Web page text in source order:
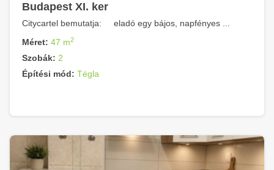
Budapest XI. ker
Citycartel bemutatja: eladó egy bájos, napfényes ...
Méret: 47 m2
Szobák: 2
Építési mód: Tégla